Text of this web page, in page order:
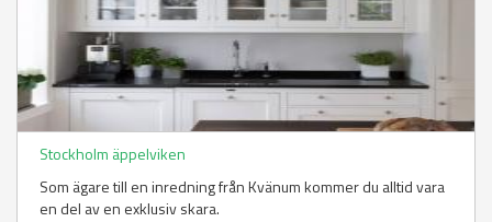
Stockholm äppelviken
Som ägare till en inredning från Kvänum kommer du alltid vara
en del av en exklusiv skara.